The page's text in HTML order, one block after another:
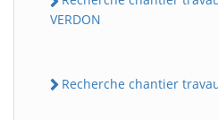
VERDON
Recherche chantier